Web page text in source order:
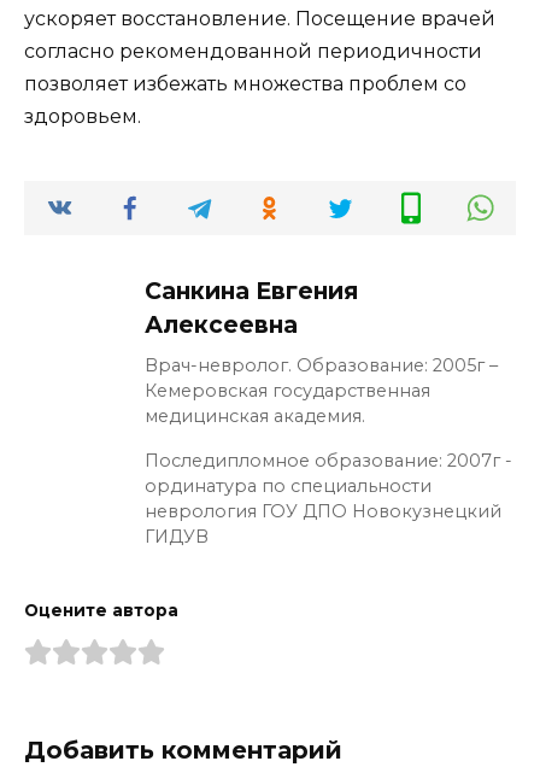
ускоряет восстановление. Посещение врачей
согласно рекомендованной периодичности
позволяет избежать множества проблем со
здоровьем.
Санкина Евгения
Алексеевна
Врач-невролог. Образование: 2005г –
Кемеровская государственная
медицинская академия.
Последипломное образование: 2007г -
ординатура по специальности
неврология ГОУ ДПО Новокузнецкий
ГИДУВ
Оцените автора
Добавить комментарий